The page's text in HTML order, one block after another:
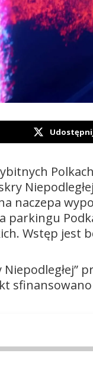
naczepa
parkingu
Wstęp jest